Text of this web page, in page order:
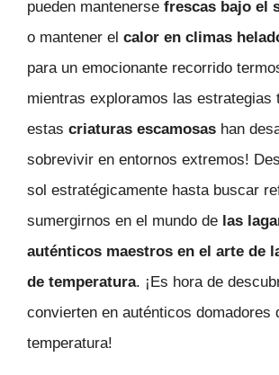
pueden mantenerse frescas bajo el
o mantener el calor en climas
para un emocionante recorrido
mientras exploramos las estrategias
estas criaturas escamosas han
sobrevivir en entornos extremos!
sol estratégicamente hasta buscar
sumergirnos en el mundo de las
auténticos maestros en el arte de
de temperatura. ¡Es hora de
convierten en auténticos domadores
temperatura!